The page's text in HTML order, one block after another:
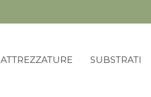
ATTREZZATURE SUBSTRATI